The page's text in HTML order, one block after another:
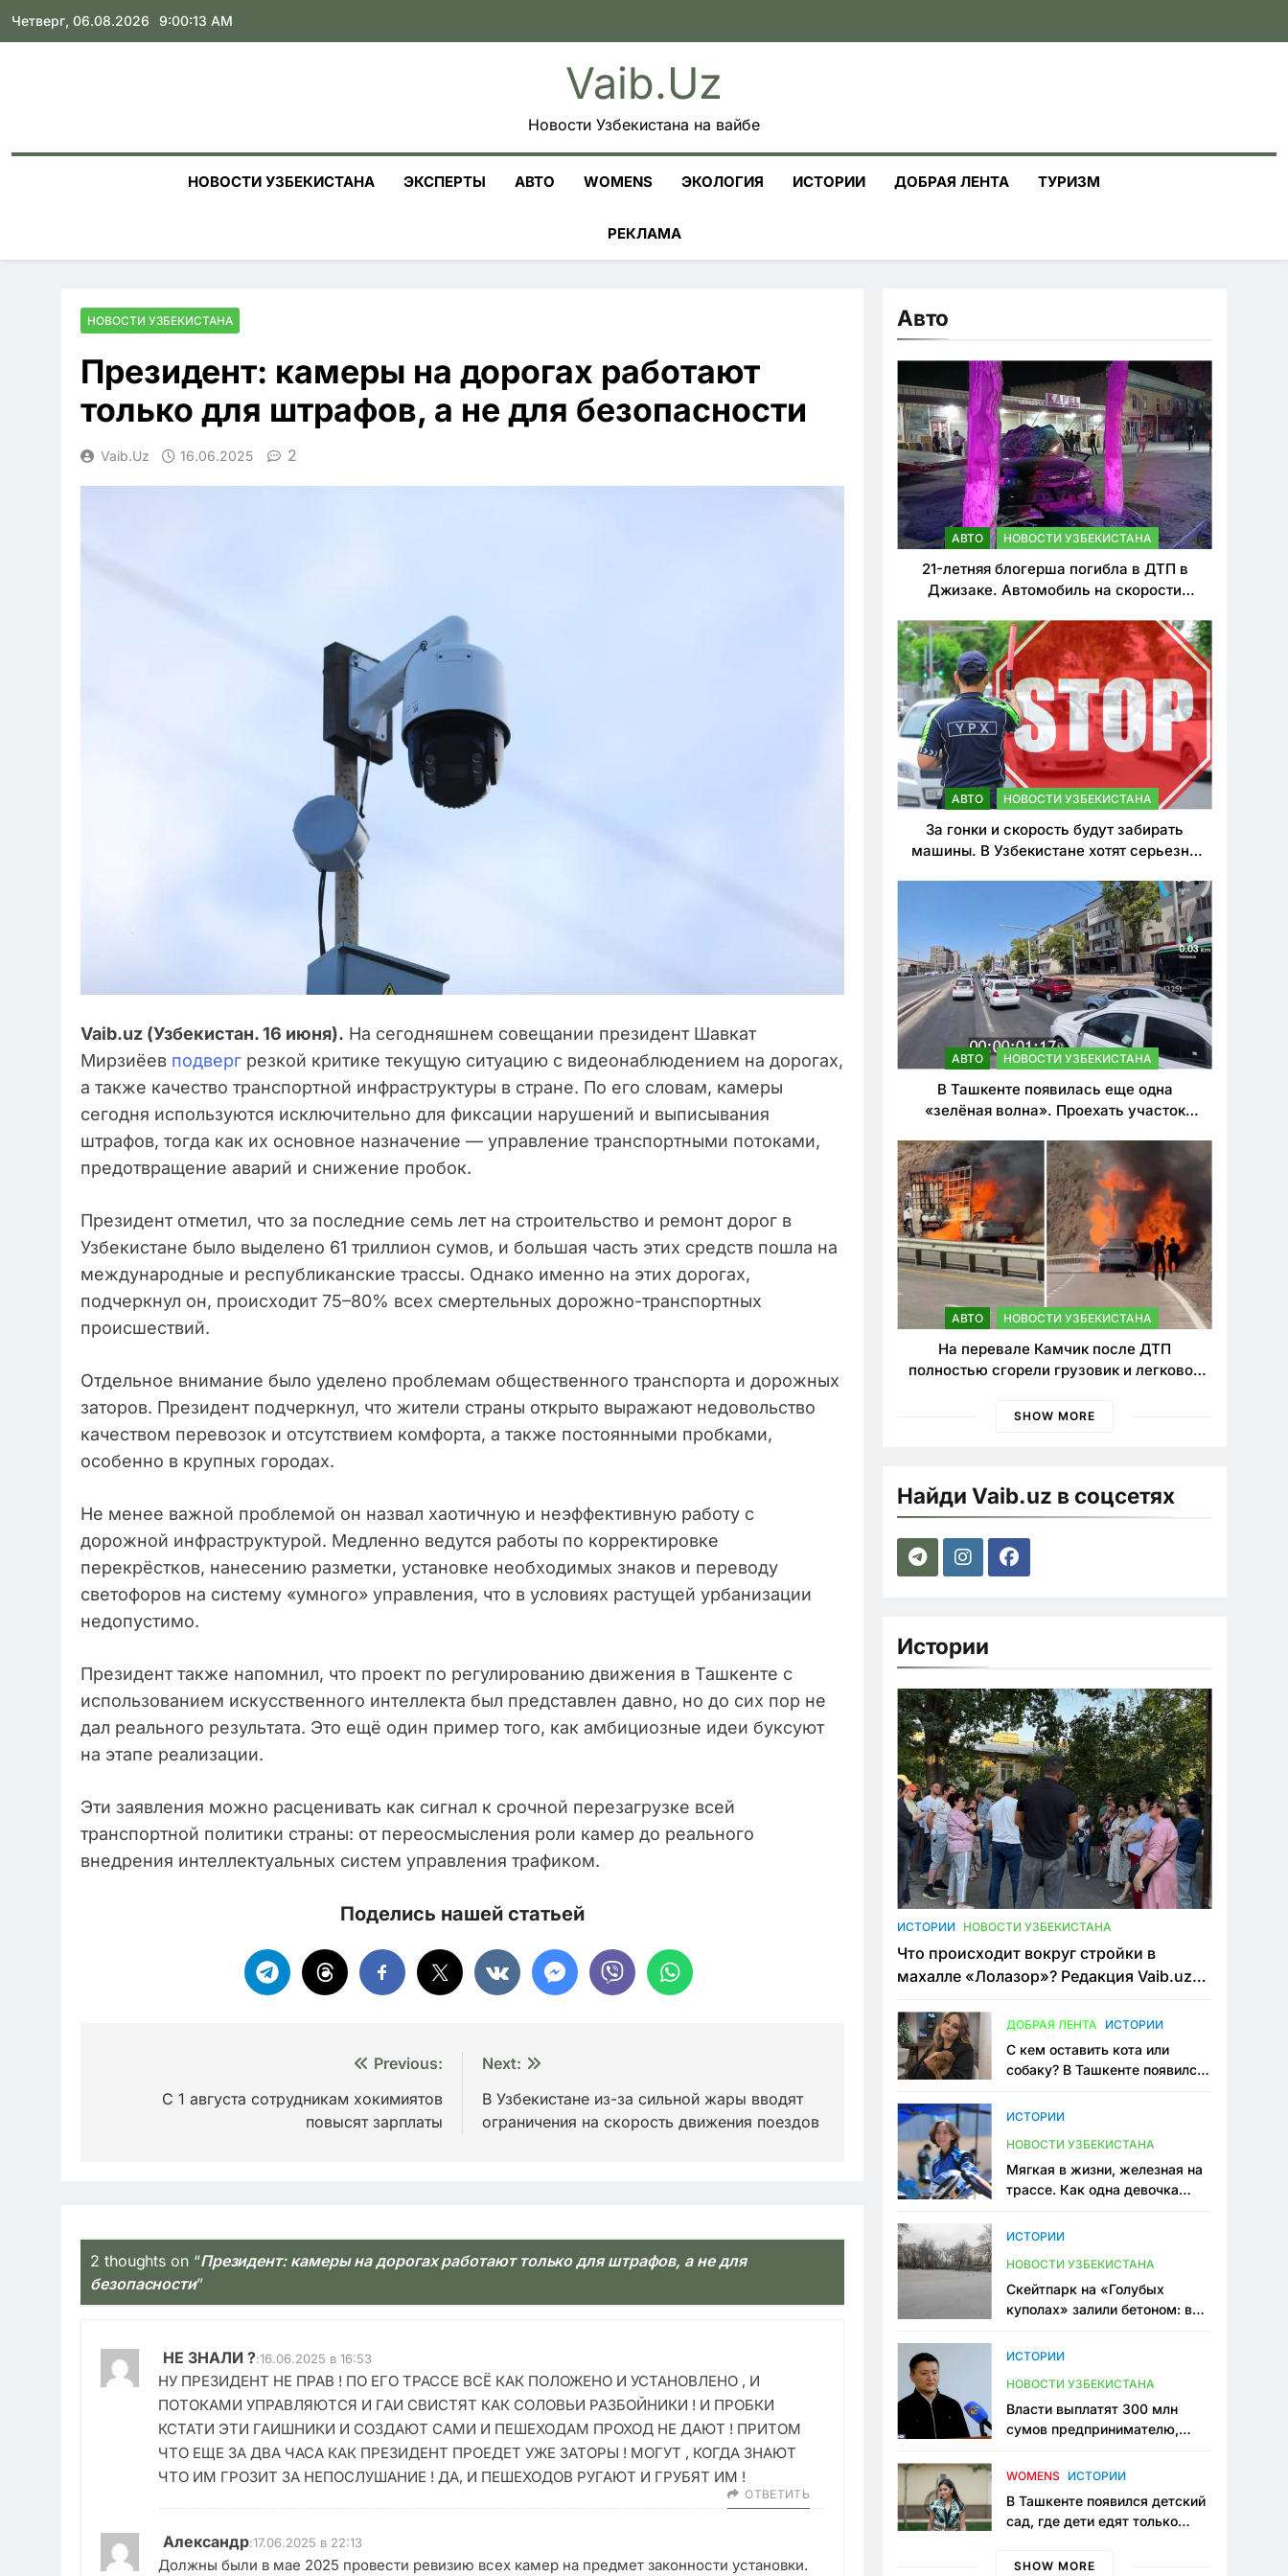
Skip
Четверг, 06.08.2026 9:00:14 AM
Vaib.uz
Новости Узбекистана на вайбе
НОВОСТИ УЗБЕКИСТАНА ЭКСПЕРТЫ АВТО WOMENS ЭКОЛОГИЯ ИСТОРИИ ДОБРАЯ ЛЕНТА ТУРИЗМ
РЕКЛАМА
НОВОСТИ УЗБЕКИСТАНА
Президент: камеры на дорогах работают
только для штрафов, а не для безопасности
Vaib.uz 16.06.2025 2
Vaib.uz (Узбекистан. 16 июня). На сегодняшнем совещании президент Шавкат
Мирзиёев подверг резкой критике текущую ситуацию с видеонаблюдением на дорогах,
а также качество транспортной инфраструктуры в стране. По его словам, камеры
сегодня используются исключительно для фиксации нарушений и выписывания
штрафов, тогда как их основное назначение — управление транспортными потоками,
предотвращение аварий и снижение пробок.
Президент отметил, что за последние семь лет на строительство и ремонт дорог в
Узбекистане было выделено 61 триллион сумов, и большая часть этих средств пошла на
международные и республиканские трассы. Однако именно на этих дорогах,
подчеркнул он, происходит 75–80% всех смертельных дорожно-транспортных
происшествий.
Отдельное внимание было уделено проблемам общественного транспорта и дорожных
заторов. Президент подчеркнул, что жители страны открыто выражают недовольство
качеством перевозок и отсутствием комфорта, а также постоянными пробками,
особенно в крупных городах.
Не менее важной проблемой он назвал хаотичную и неэффективную работу с
дорожной инфраструктурой. Медленно ведутся работы по корректировке
перекрёстков, нанесению разметки, установке необходимых знаков и переводу
светофоров на систему «умного» управления, что в условиях растущей урбанизации
недопустимо.
Президент также напомнил, что проект по регулированию движения в Ташкенте с
использованием искусственного интеллекта был представлен давно, но до сих пор не
дал реального результата. Это ещё один пример того, как амбициозные идеи буксуют
на этапе реализации.
Эти заявления можно расценивать как сигнал к срочной перезагрузке всей
транспортной политики страны: от переосмысления роли камер до реального
внедрения интеллектуальных систем управления трафиком.
Поделись нашей статьей
Previous:
С 1 августа сотрудникам хокимиятов
повысят зарплаты
Next:
В Узбекистане из-за сильной жары вводят
ограничения на скорость движения поездов
2 thoughts on “Президент: камеры на дорогах работают только для штрафов, а не для
безопасности”
НЕ ЗНАЛИ ?:16.06.2025 в 16:53
НУ ПРЕЗИДЕНТ НЕ ПРАВ ! ПО ЕГО ТРАССЕ ВСЁ КАК ПОЛОЖЕНО И УСТАНОВЛЕНО , И
ПОТОКАМИ УПРАВЛЯЮТСЯ И ГАИ СВИСТЯТ КАК СОЛОВЬИ РАЗБОЙНИКИ ! И ПРОБКИ
КСТАТИ ЭТИ ГАИШНИКИ И СОЗДАЮТ САМИ И ПЕШЕХОДАМ ПРОХОД НЕ ДАЮТ ! ПРИТОМ
ЧТО ЕЩЕ ЗА ДВА ЧАСА КАК ПРЕЗИДЕНТ ПРОЕДЕТ УЖЕ ЗАТОРЫ ! МОГУТ , КОГДА ЗНАЮТ
ЧТО ИМ ГРОЗИТ ЗА НЕПОСЛУШАНИЕ ! ДА, И ПЕШЕХОДОВ РУГАЮТ И ГРУБЯТ ИМ !
ОТВЕТИТЬ
Александр:17.06.2025 в 22:13
Должны были в мае 2025 провести ревизию всех камер на предмет законности установки.
Авто
АВТО НОВОСТИ УЗБЕКИСТАНА
21-летняя блогерша погибла в ДТП в
Джизаке. Автомобиль на скорости
АВТО НОВОСТИ УЗБЕКИСТАНА
За гонки и скорость будут забирать
машины. В Узбекистане хотят серьезно
АВТО НОВОСТИ УЗБЕКИСТАНА
В Ташкенте появилась еще одна
«зелёная волна». Проехать участок
АВТО НОВОСТИ УЗБЕКИСТАНА
На перевале Камчик после ДТП
полностью сгорели грузовик и легковой
SHOW MORE
Найди Vaib.uz в соцсетях
Истории
ИСТОРИИ НОВОСТИ УЗБЕКИСТАНА
Что происходит вокруг стройки в
махалле «Лолазор»? Редакция Vaib.uz
конфликта
ДОБРАЯ ЛЕНТА ИСТОРИИ
С кем оставить кота или
собаку? В Ташкенте появился
ИСТОРИИ
НОВОСТИ УЗБЕКИСТАНА
Мягкая в жизни, железная на
трассе. Как одна девочка
Узбекистане
ИСТОРИИ
НОВОСТИ УЗБЕКИСТАНА
Скейтпарк на «Голубых
куполах» залили бетоном: в
одно общественное
ИСТОРИИ
НОВОСТИ УЗБЕКИСТАНА
Власти выплатят 300 млн
сумов предпринимателю,
тюрьме по незаконному
WOMENS ИСТОРИИ
В Ташкенте появился детский
сад, где дети едят только
мама, которая устала просить
SHOW MORE